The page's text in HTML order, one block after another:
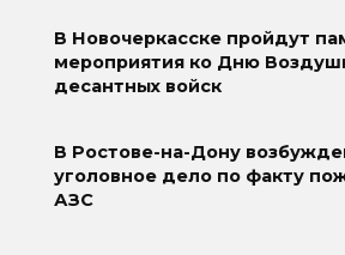
В Новочеркасске пройдут
мероприятия ко Дню
десантных войск
В Ростове-на-Дону
уголовное дело по факту
АЗС